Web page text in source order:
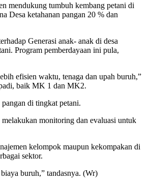
mendukung tumbuh kembang petani di
Desa ketahanan pangan 20 % dan
Generasi anak- anak di desa
Program pemberdayaan ini pula,
efisien waktu, tenaga dan upah buruh,”
baik MK 1 dan MK2.
di tingkat petani.
monitoring dan evaluasi untuk
kelompok maupun kekompakan di
sektor.
buruh,” tandasnya. (Wr)